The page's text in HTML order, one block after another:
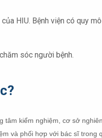
HIU. Bệnh viện có quy
sóc người bệnh.
kiểm nghiệm, cơ sở
và phối hợp với bác sĩ trong